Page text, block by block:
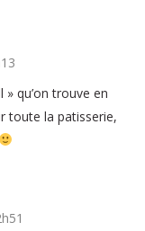
qu’on trouve en
toute la patisserie,